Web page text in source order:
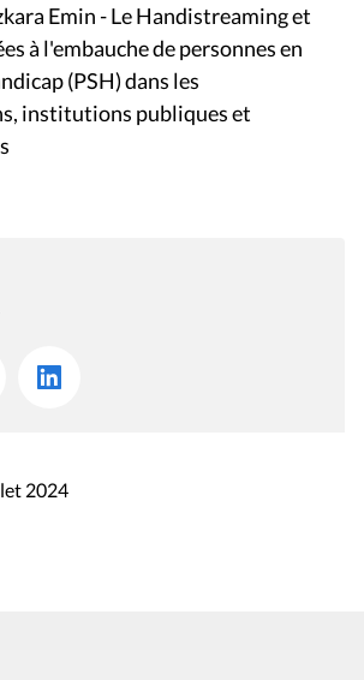
Emin - Le Handistreaming et
à l'embauche de personnes en
(PSH) dans les
institutions publiques et
2024